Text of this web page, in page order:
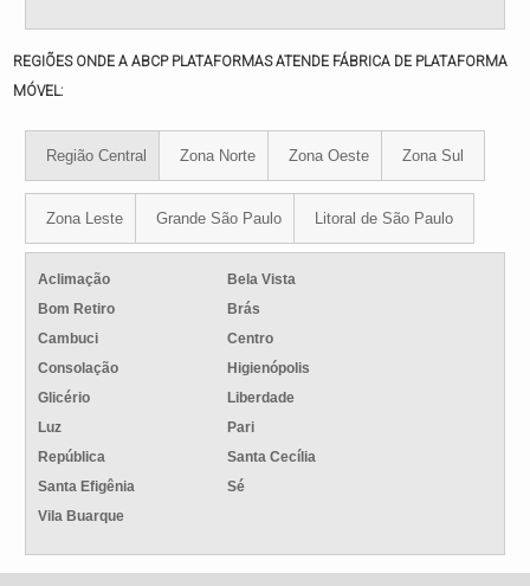
REGIÕES ONDE A ABCP PLATAFORMAS ATENDE FÁBRICA DE PLATAFORMA
MÓVEL:
Região Central Zona Norte Zona Oeste Zona Sul
Zona Leste Grande São Paulo Litoral de São Paulo
Aclimação
Bela Vista
Bom Retiro
Brás
Cambuci
Centro
Consolação
Higienópolis
Glicério
Liberdade
Luz
Pari
República
Santa Cecília
Santa Efigênia
Sé
Vila Buarque